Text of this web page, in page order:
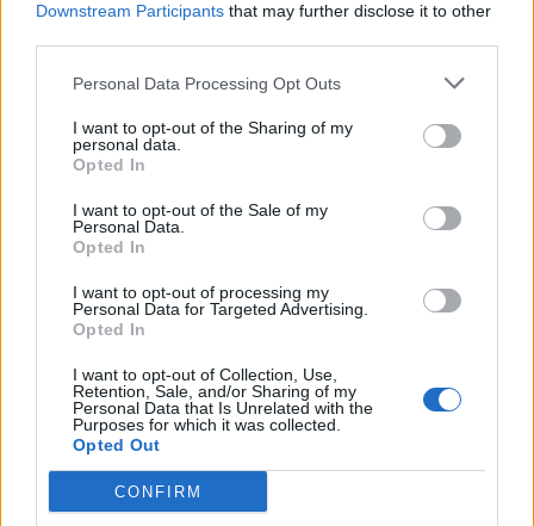
Downstream Participants that may further disclose it to other
Personal Data Processing Opt Outs
I want to opt-out of the Sharing of my
personal data.
Opted In
I want to opt-out of the Sale of my
Personal Data.
Opted In
I want to opt-out of processing my
Personal Data for Targeted Advertising.
Opted In
I want to opt-out of Collection, Use,
Retention, Sale, and/or Sharing of my
Personal Data that Is Unrelated with the
Purposes for which it was collected.
Opted Out
CONFIRM
FAR (Coarnă)
România pe Primul Loc (Ponta)
Altul
Arhiva sondajelor
ad